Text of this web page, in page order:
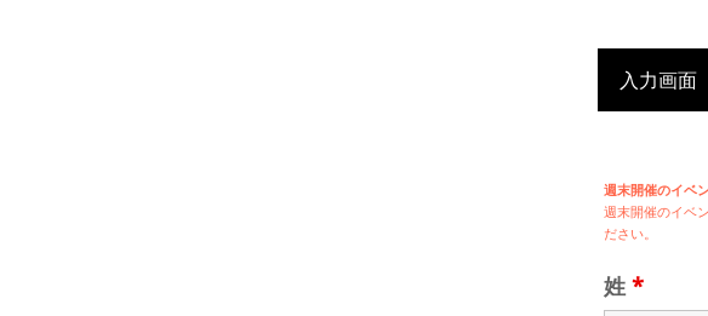
入力画面
週末開催のイベ
週末開催のイベ
ださい。
姓 *